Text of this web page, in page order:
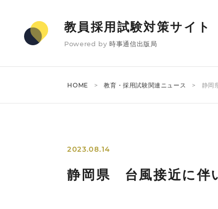
教員採用試験対策サイト
Powered by 時事通信出版局
HOME 教育・採用試験関連ニュース 静岡
2023.08.14
静岡県 台風接近に伴